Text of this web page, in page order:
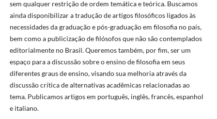
sem qualquer restrição de ordem temática e teórica. Buscamos
ainda disponibilizar a tradução de artigos filosóficos ligados às
necessidades da graduação e pós-graduação em filosofia no país,
bem como a publicização de filósofos que não são contemplados
editorialmente no Brasil. Queremos também, por fim, ser um
espaço para a discussão sobre o ensino de filosofia em seus
diferentes graus de ensino, visando sua melhoria através da
discussão crítica de alternativas acadêmicas relacionadas ao
tema. Publicamos artigos em português, inglês, francês, espanhol
e italiano.